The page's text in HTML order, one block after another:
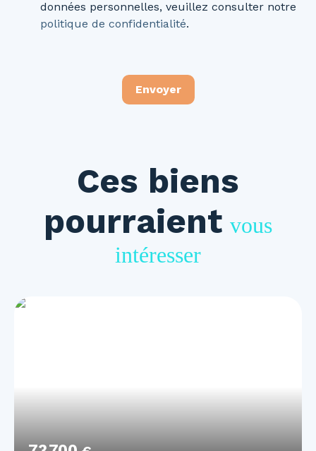
données personnelles, veuillez consulter notre
politique de confidentialité.
Envoyer
Ces biens
pourraient vous
intéresser